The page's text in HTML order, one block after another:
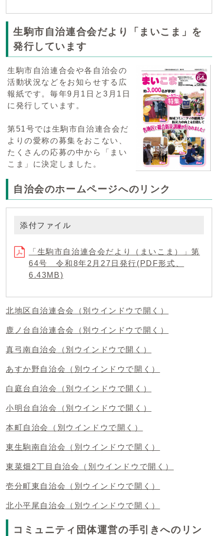
生駒市自治連合会だより「まいこま」を
発行しています
生駒市自治連合会や各自治会の
活動状況などをお知らせする広
報紙です。毎年9月1日と3月1日
に発行しています。
第51号では生駒市自治連合会だ
よりの愛称の募集をおこない、
たくさんの応募の中から「まい
こま」に決定しました。
自治会のホームページへのリンク
添付ファイル
「生駒市自治連合会だより（まいこま）」第
64号 令和8年2月27日発行(PDF形式、
6.43MB)
北地区自治連合会 （別ウインドウで開く）
鹿ノ台自治連合会 （別ウインドウで開く）
真弓南自治会 （別ウインドウで開く）
あすか野自治会 （別ウインドウで開く）
白庭台自治会 （別ウインドウで開く）
小明台自治会 （別ウインドウで開く）
本町自治会 （別ウインドウで開く）
東生駒南自治会 （別ウインドウで開く）
東菜畑2丁目自治会 （別ウインドウで開く）
壱分町東自治会 （別ウインドウで開く）
北小平尾自治会 （別ウインドウで開く）
コミュニティ団体運営の手引きへのリン